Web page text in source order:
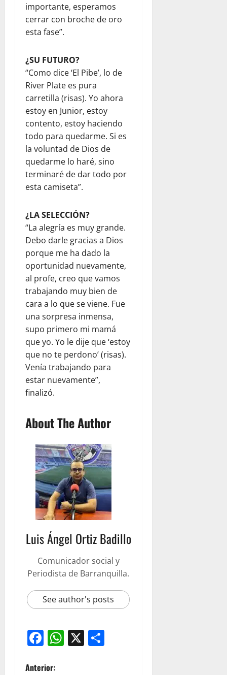
importante, esperamos
cerrar con broche de oro
esta fase”.
¿SU FUTURO?
“Como dice ‘El Pibe’, lo de
River Plate es pura
carretilla (risas). Yo ahora
estoy en Junior, estoy
contento, estoy haciendo
todo para quedarme. Si es
la voluntad de Dios de
quedarme lo haré, sino
terminaré de dar todo por
esta camiseta”.
¿LA SELECCIÓN?
“La alegría es muy grande.
Debo darle gracias a Dios
porque me ha dado la
oportunidad nuevamente,
al profe, creo que vamos
trabajando muy bien de
cara a lo que se viene. Fue
una sorpresa inmensa,
supo primero mi mamá
que yo. Yo le dije que ‘estoy
que no te perdono’ (risas).
Venía trabajando para
estar nuevamente”,
finalizó.
About The Author
Luis Ángel Ortiz Badillo
Comunicador social y
Periodista de Barranquilla.
See author's posts
Facebook
WhatsApp
X
Anterior: